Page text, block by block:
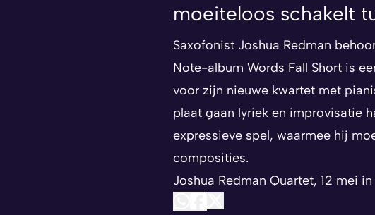
moeiteloos schakelt
Saxofonist Joshua Redman
Note-albumWords Fall Short is
voor zijn nieuwe kwartet met
plaat gaan lyriek en improvisatie
expressieve spel, waarmee hij
composities.
Joshua Redman Quartet, 12 mei